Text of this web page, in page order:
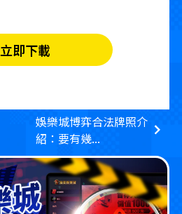
立即下載
娛樂城博弈合法牌照介
紹：要有幾...